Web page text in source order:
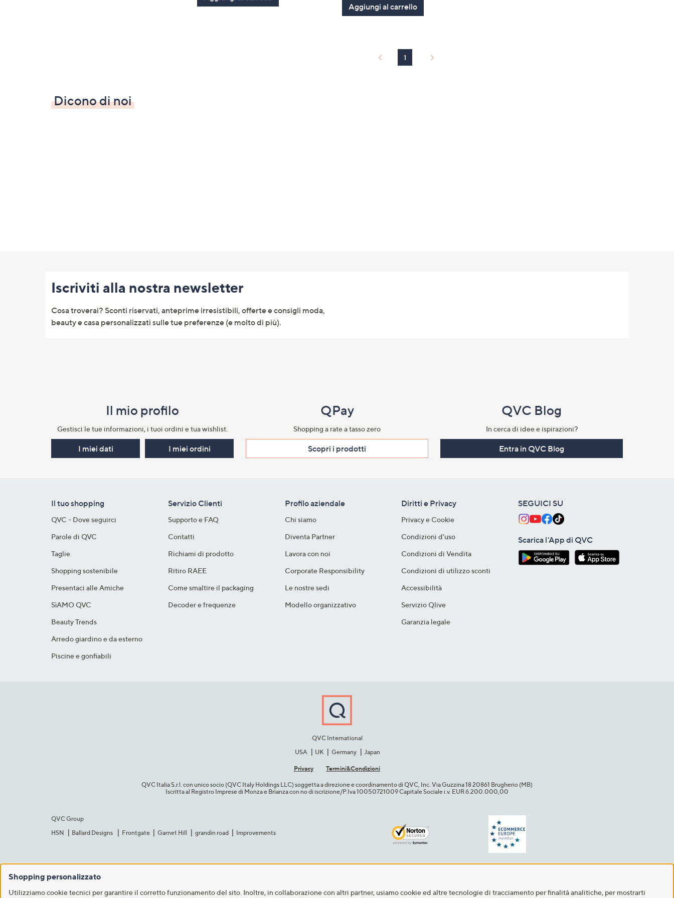
Aggiungi al carrello
1
Dicono di noi
informazioni
Iscriviti alla nostra newsletter
Cosa troverai? Sconti riservati, anteprime irresistibili, offerte e consigli moda,
beauty e casa personalizzati sulle tue preferenze (e molto di più).
Il mio profilo​
Gestisci le tue informazioni, i tuoi ordini e tua wishlist.​
I miei dati I miei ordini
QPay
Shopping a rate a tasso zero​
Scopri i prodotti​
QVC Blog
In cerca di idee e ispirazioni?
Entra in QVC Blog
Il tuo shopping
QVC - Dove seguirci
Parole di QVC
Taglie
Shopping sostenibile​
Presentaci alle Amiche
SìAMO QVC
Beauty Trends
Arredo giardino e da esterno
Piscine e gonfiabili
Servizio Clienti
Supporto e FAQ
Contatti
Richiami di prodotto
Ritiro RAEE
Come smaltire il packaging​
Decoder e frequenze​
Profilo aziendale
Chi siamo
Diventa Partner
Lavora con noi
Corporate Responsibility
Le nostre sedi
Modello organizzativo
Diritti e Privacy
Privacy e Cookie
Condizioni d'uso
Condizioni di Vendita
Condizioni di utilizzo sconti
Accessibilità
Servizio Qlive
Garanzia legale
SEGUICI SU
Scarica l'App di QVC
QVC International
USA
UK Germany Japan
Privacy Termini&C​ondizioni
QVC Italia S.r.l. con unico socio (QVC Italy Holdings LLC) soggetta a direzione e coordinamento di QVC, Inc. Via Guzzina 18 20861 Brugherio (MB)​
Iscritta al Registro Imprese di Monza e Brianza con no di iscrizione/P.Iva 10050721009 Capitale Sociale i.v. EUR 6.200.000,00​
QVC Group
HSN
Ballard Designs Frontgate Garnet Hill grandin road Improvements
Shopping personalizzato
Utilizziamo cookie tecnici per garantire il corretto funzionamento del sito. Inoltre, in collaborazione con altri partner, usiamo cookie ed altre tecnologie di tracciamento per finalità analitiche, per mostrarti